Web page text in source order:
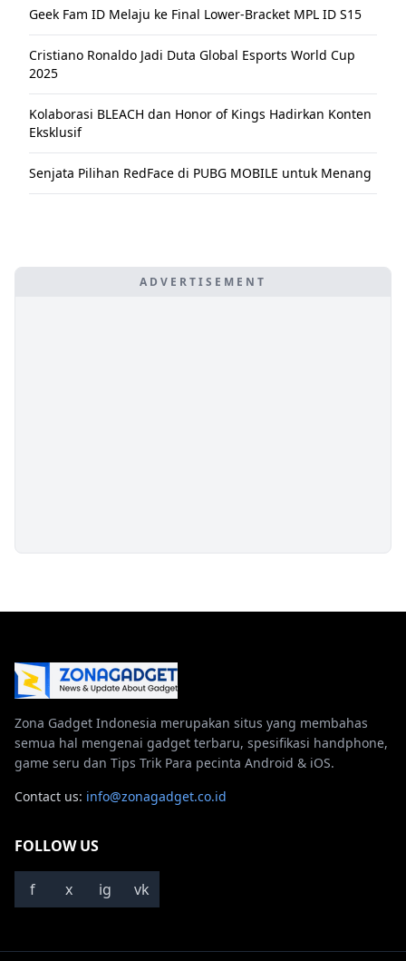
Geek Fam ID Melaju ke Final Lower-Bracket MPL ID S15
Cristiano Ronaldo Jadi Duta Global Esports World Cup
2025
Kolaborasi BLEACH dan Honor of Kings Hadirkan Konten
Eksklusif
Senjata Pilihan RedFace di PUBG MOBILE untuk Menang
ADVERTISEMENT
Zona Gadget Indonesia merupakan situs yang membahas
semua hal mengenai gadget terbaru, spesifikasi handphone,
game seru dan Tips Trik Para pecinta Android & iOS.
Contact us: info@zonagadget.co.id
FOLLOW US
f x ig vk